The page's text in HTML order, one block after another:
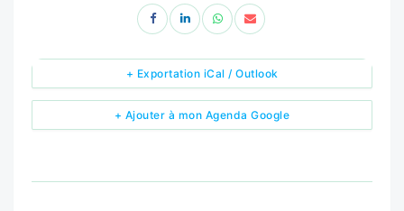
+ Ajouter à mon Agenda Google
+ Exportation iCal / Outlook